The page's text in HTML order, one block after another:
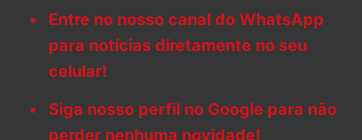
Entre no nosso canal do WhatsApp
para notícias diretamente no seu
celular!
Siga nosso perfil no Google para não
perder nenhuma novidade!